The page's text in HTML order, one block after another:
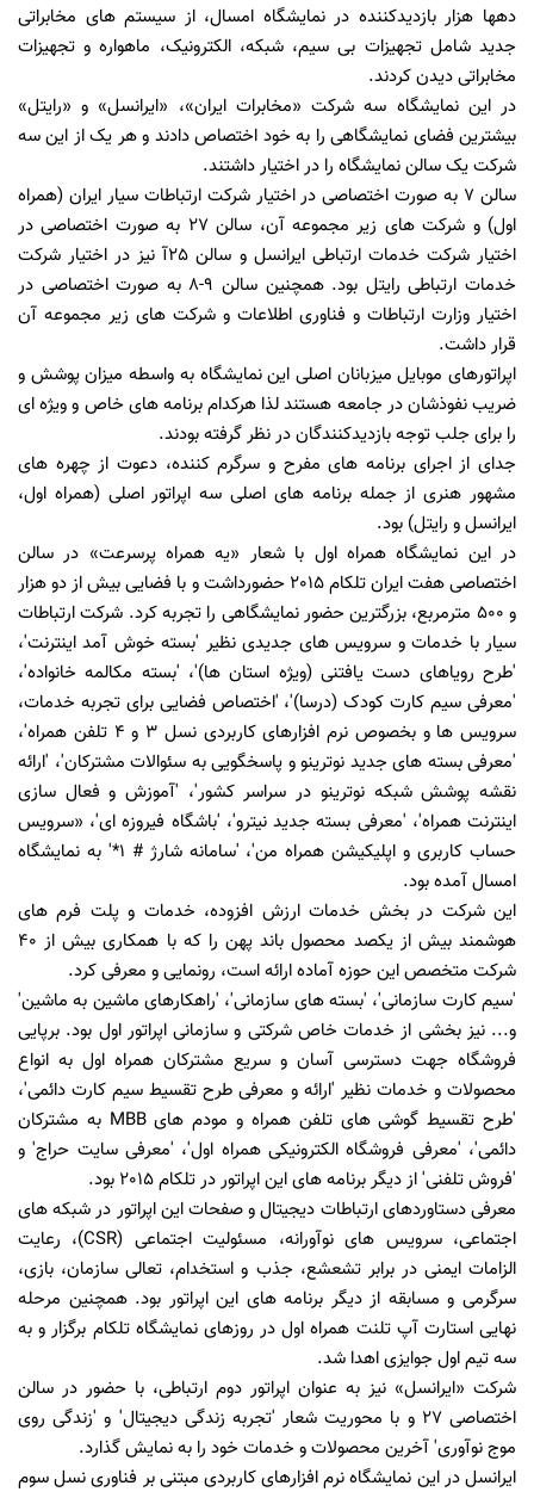
دهها هزار بازدیدکننده در نمایشگاه امسال، از سیستم های مخابراتی
جدید شامل تجهیزات بی سیم، شبکه، الکترونیک، ماهواره و تجهیزات
مخابراتی دیدن کردند.
در این نمایشگاه سه شرکت «مخابرات ایران»، «ایرانسل» و «رایتل»
بیشترین فضای نمایشگاهی را به خود اختصاص دادند و هر یک از این سه
شرکت یک سالن نمایشگاه را در اختیار داشتند.
سالن 7 به صورت اختصاصی در اختیار شرکت ارتباطات سیار ایران (همراه
اول) و شرکت های زیر مجموعه آن، سالن 27 به صورت اختصاصی در
اختیار شرکت خدمات ارتباطی ایرانسل و سالن 25آ نیز در اختیار شرکت
خدمات ارتباطی رایتل بود. همچنین سالن 9-8 به صورت اختصاصی در
اختیار وزارت ارتباطات و فناوری اطلاعات و شرکت های زیر مجموعه آن
قرار داشت.
اپراتورهای موبایل میزبانان اصلی این نمایشگاه به واسطه میزان پوشش و
ضریب نفوذشان در جامعه هستند لذا هرکدام برنامه های خاص و ویژه ای
را برای جلب توجه بازدیدکنندگان در نظر گرفته بودند.
جدای از اجرای برنامه های مفرح و سرگرم کننده، دعوت از چهره های
مشهور هنری از جمله برنامه های اصلی سه اپراتور اصلی (همراه اول،
ایرانسل و رایتل) بود.
در این نمایشگاه همراه اول با شعار «یه همراه پرسرعت» در سالن
اختصاصی هفت ایران تلکام 2015 حضورداشت و با فضایی بیش از دو هزار
و 500 مترمربع، بزرگترین حضور نمایشگاهی را تجربه کرد. شرکت ارتباطات
سیار با خدمات و سرویس های جدیدی نظیر 'بسته خوش آمد اینترنت'،
'طرح رویاهای دست یافتنی (ویژه استان ها)'، 'بسته مکالمه خانواده'،
'معرفی سیم کارت کودک (درسا)'، 'اختصاص فضایی برای تجربه خدمات،
سرویس ها و بخصوص نرم افزارهای کاربردی نسل 3 و 4 تلفن همراه'،
'معرفی بسته های جدید نوترینو و پاسخگویی به سئوالات مشترکان'، 'ارائه
نقشه پوشش شبکه نوترینو در سراسر کشور'، 'آموزش و فعال سازی
اینترنت همراه'، 'معرفی بسته جدید نیترو'، 'باشگاه فیروزه ای'، «سرویس
حساب کاربری و اپلیکیشن همراه من'، 'سامانه شارژ # 1*' به نمایشگاه
امسال آمده بود.
این شرکت در بخش خدمات ارزش افزوده، خدمات و پلت فرم های
هوشمند بیش از یکصد محصول باند پهن را که با همکاری بیش از 40
شرکت متخصص این حوزه آماده ارائه است، رونمایی و معرفی کرد.
'سیم کارت سازمانی'، 'بسته های سازمانی'، 'راهکارهای ماشین به ماشین'
و... نیز بخشی از خدمات خاص شرکتی و سازمانی اپراتور اول بود. برپایی
فروشگاه جهت دسترسی آسان و سریع مشترکان همراه اول به انواع
محصولات و خدمات نظیر 'ارائه و معرفی طرح تقسیط سیم کارت دائمی'،
'طرح تقسیط گوشی های تلفن همراه و مودم های MBB به مشترکان
دائمی'، 'معرفی فروشگاه الکترونیکی همراه اول'، 'معرفی سایت حراج' و
'فروش تلفنی' از دیگر برنامه های این اپراتور در تلکام 2015 بود.
معرفی دستاوردهای ارتباطات دیجیتال و صفحات این اپراتور در شبکه های
اجتماعی، سرویس های نوآورانه، مسئولیت اجتماعی (CSR)، رعایت
الزامات ایمنی در برابر تشعشع، جذب و استخدام، تعالی سازمان، بازی،
سرگرمی و مسابقه از دیگر برنامه های این اپراتور بود. همچنین مرحله
نهایی استارت آپ تلنت همراه اول در روزهای نمایشگاه تلکام برگزار و به
سه تیم اول جوایزی اهدا شد.
شرکت «ایرانسل» نیز به عنوان اپراتور دوم ارتباطی، با حضور در سالن
اختصاصی 27 و با محوریت شعار 'تجربه زندگی دیجیتال' و 'زندگی روی
موج نوآوری' آخرین محصولات و خدمات خود را به نمایش گذارد.
ایرانسل در این نمایشگاه نرم افزارهای کاربردی مبتنی بر فناوری نسل سوم